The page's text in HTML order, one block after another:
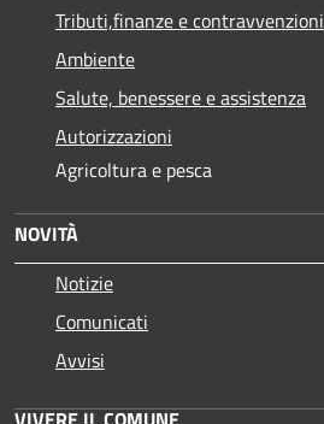
Tributi,finanze e contravvenzioni
Ambiente
Salute, benessere e assistenza
Autorizzazioni
Agricoltura e pesca
NOVITÀ
Notizie
Comunicati
Avvisi